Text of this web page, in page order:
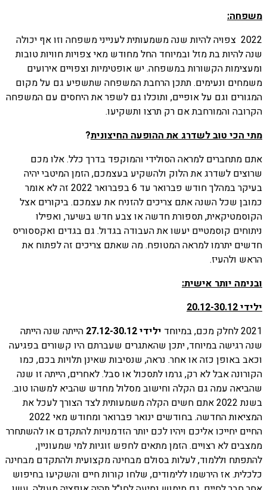
משפחה:
2022 צפויה להיות שנה משמעותית לענייני משפחה וזו אף יכולה
שנה להיות בת מזל ובמיוחד החל מחודש מאי צפויות חוויות טובות
ומעצימות הקשורות במשפחה. יש אופטימיות וצפויים אירועים
משמחים ונעימים. תתכן הרחבת המשפחה שתשפיע גם על מקום
המגורים וגם על אופיים, ותוכלו גם לשפר את היחסים עם המשפחה
הקרובה והמורחבת אם רק תרצו ותשקיעו.
מתי הכי טוב לשדרג את ההופעה החיצונית?
אתם מתחברים למראה הסולידי והמוקפד בדרך כלל. אלו מכם
שרוצים לשדרג את הלוק ולהשקיע בעצמכם, הזמן המיטבי יהיה
בעיקר במהלך חודש פברואר עד 6 בפברואר 2022 זה לא אומר
כמובן שכל השנה אתם צריכים להזניח את עצמכם. ביקורים אצל
הקוסמטיקאית, תספורת חדשה או צבע חדש בשיער, ואפילו
ניתוחים קוסמטיים יעשו את העבודה בגדול. גם בגדים ואקססוריס
חדשים יתרמו למראה המטופח. מה שאתם צריכים זה לפתוח את
הראש ולהעיז.
ובנימה יותר אישית:
ילידי 20.12-30.12
2021 לחלק מכם, במיוחד
ילידי 27.12-30.12
הייתה שנה הייתה
שנה רגישה במיוחד, יתכן שהאתגרים שעברתם היו קשורים בפגיעה
וכאב באופן כזה או אחר. נראה, שנסיבות שאינן תלויות בכם, כמו
הקורונה אבל לא רק, גרמו לתסכול או סבל. לאחרים, הייתה זו שנה
שהביאה עמה גם הקלה וחישוב מסלול מחדש שהביא למשהו טוב.
בשנת 2022 אתם חשים הקלה משמעותית לצד הצורך לעכל את
המציאות החדשה. בחודשים ינואר פברואר ומחודש מאי 2022
החיים יחייכו אליכם ויהיו לכם יותר הזדמנויות להתקדם או להשתחרר
ממצבים לא רצויים. הזמן מתאים לחפש זוגיות למי שמעוניין,
להתפתח וללמוד, לעלות בסולם מבחינה מקצועית ולהתקדם מבחינה
כלכלית. אז הירשמו ללימודים, שלחו קורות חיים והשקיעו בחיפוש